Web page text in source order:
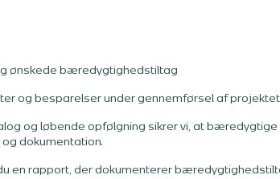
ønskede bæredygtighedstiltag
og besparelser under gennemførsel af projektet
og løbende opfølgning sikrer vi, at
dokumentation.
en rapport, der dokumenterer